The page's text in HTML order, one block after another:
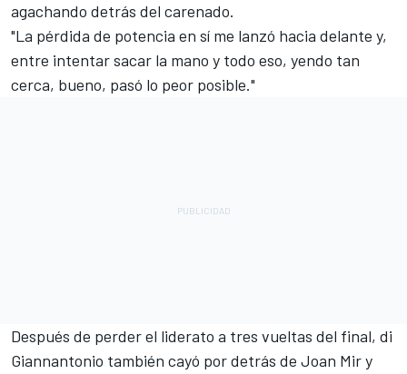
agachando detrás del carenado.
"La pérdida de potencia en sí me lanzó hacia delante y,
entre intentar sacar la mano y todo eso, yendo tan
cerca, bueno, pasó lo peor posible."
Después de perder el liderato a tres vueltas del final, di
Giannantonio también cayó por detrás de Joan Miry